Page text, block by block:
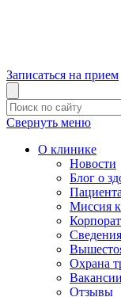
Записаться на прием
Свернуть меню
О клинике
Новости
Блог о
Миссия
Охрана
Вакансии
Отзывы